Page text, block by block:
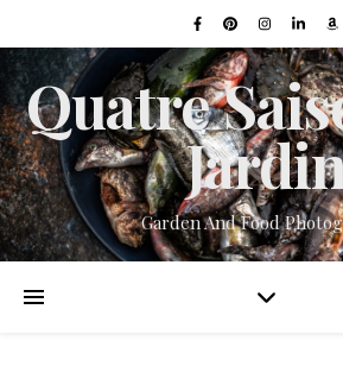
Quatre
Garden And Food